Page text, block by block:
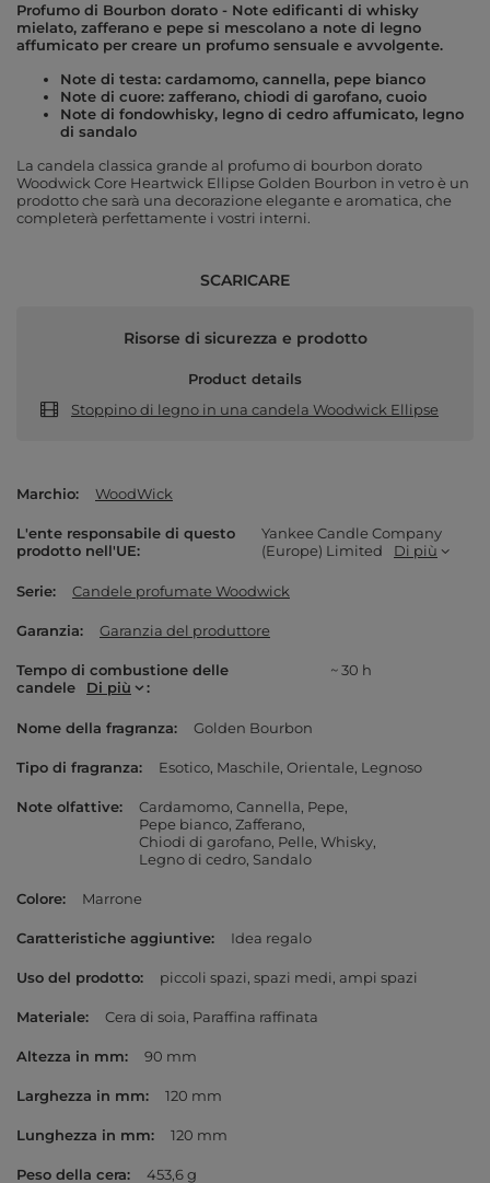
Profumo di Bourbon dorato - Note edificanti di whisky
mielato, zafferano e pepe si mescolano a note di legno
affumicato per creare un profumo sensuale e avvolgente.
Note di testa: cardamomo, cannella, pepe bianco
Note di cuore: zafferano, chiodi di garofano, cuoio
Note di fondowhisky, legno di cedro affumicato, legno
di sandalo
La candela classica grande al profumo di bourbon dorato
Woodwick Core Heartwick Ellipse Golden Bourbon in vetro è un
prodotto che sarà una decorazione elegante e aromatica, che
completerà perfettamente i vostri interni.
SCARICARE
Risorse di sicurezza e prodotto
Product details
Stoppino di legno in una candela Woodwick Ellipse
Marchio WoodWick
L'ente responsabile di questo
prodotto nell'UE
Yankee Candle Company
(Europe) Limited
Di più
Serie Candele profumate Woodwick
Garanzia Garanzia del produttore
Tempo di combustione delle
candele
Di più
~ 30 h
Nome della fragranza Golden Bourbon
Tipo di fragranza Esotico Maschile Orientale Legnoso
Note olfattive Cardamomo Cannella Pepe
Pepe bianco Zafferano
Chiodi di garofano Pelle Whisky
Legno di cedro Sandalo
Colore Marrone
Caratteristiche aggiuntive Idea regalo
Uso del prodotto piccoli spazi spazi medi ampi spazi
Materiale Cera di soia Paraffina raffinata
Altezza in mm 90 mm
Larghezza in mm 120 mm
Lunghezza in mm 120 mm
Peso della cera 453,6 g